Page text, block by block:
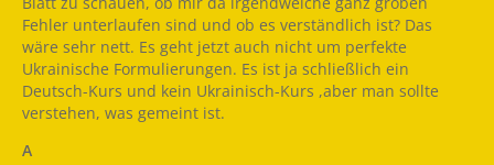
Fehler unterlaufen sind und ob es verständlich ist? Das
wäre sehr nett. Es geht jetzt auch nicht um perfekte
Ukrainische Formulierungen. Es ist ja schließlich ein
Deutsch-Kurs und kein Ukrainisch-Kurs ,aber man sollte
verstehen, was gemeint ist.
A